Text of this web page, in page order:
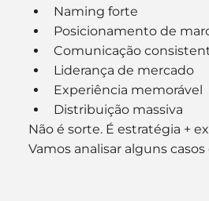
Naming forte
Posicionamento de
Comunicação
Liderança de mercado
Experiência memorável
Distribuição massiva
Não é sorte. É estratégia +
Vamos analisar alguns casos